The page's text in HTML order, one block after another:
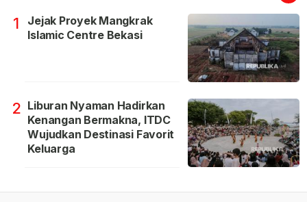
1
Jejak Proyek Mangkrak
Islamic Centre Bekasi
2 Liburan Nyaman Hadirkan
Kenangan Bermakna, ITDC
Wujudkan Destinasi Favorit
Keluarga